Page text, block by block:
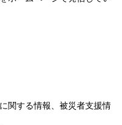
関する情報、被災者支援情